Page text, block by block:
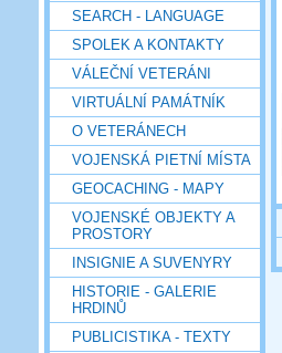
SEARCH - LANGUAGE
SPOLEK A KONTAKTY
VÁLEČNÍ VETERÁNI
VIRTUÁLNÍ PAMÁTNÍK
O VETERÁNECH
VOJENSKÁ PIETNÍ MÍSTA
GEOCACHING - MAPY
VOJENSKÉ OBJEKTY A
PROSTORY
INSIGNIE A SUVENYRY
HISTORIE - GALERIE
HRDINŮ
PUBLICISTIKA - TEXTY